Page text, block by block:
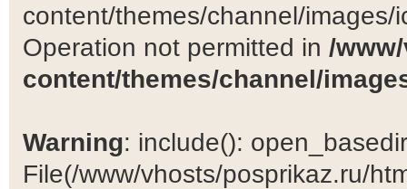
content/themes/channel/
Operation not permitted in /
content/themes/channel/
Warning: include():
File(/www/vhosts/posprikaz.ru/